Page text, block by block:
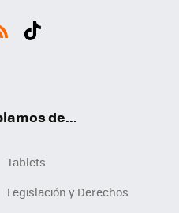
de...
Tablets
Legislación y Derechos